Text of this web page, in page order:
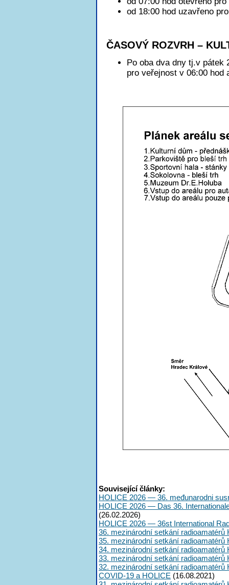
od 18:00 hod uzavřeno
ČASOVÝ ROZVRH –
Po oba dva dny tj.v pátek
pro veřejnost v 06:00 hod
Související články:
HOLICE 2026 — 36. međunarodni
HOLICE 2026 — Das 36.
(26.02.2026)
HOLICE 2026 — 36st International
36. mezinárodní setkání radioamatérů
35. mezinárodní setkání radioamatérů
34. mezinárodní setkání radioamatérů
33. mezinárodní setkání radioamatérů
32. mezinárodní setkání radioamatérů
COVID-19 a HOLICE (16.08.2021)